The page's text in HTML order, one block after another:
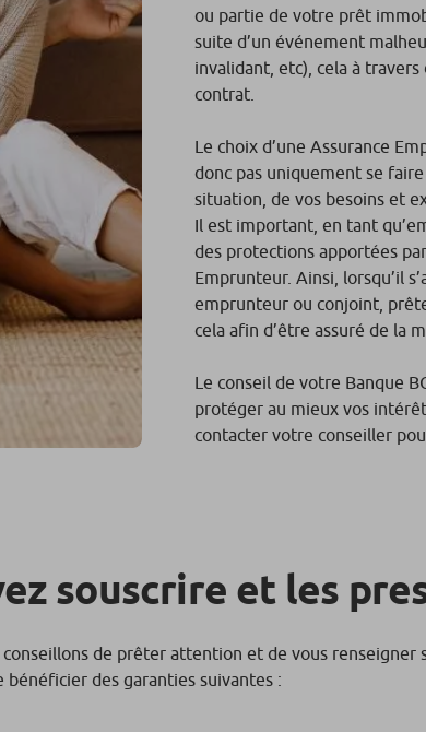
ou partie de votre prêt
suite d’un événement
invalidant, etc), cela à
contrat.
Le choix d’une Assurance
donc pas uniquement se
situation, de vos besoins et
Il est important, en tant
des protections apportées
Emprunteur. Ainsi, lorsqu’il
emprunteur ou conjoint,
cela afin d’être assuré de la
Le conseil de votre Banque
protéger au mieux vos
contacter votre conseiller
souscrire et les
de prêter attention et de vous renseigner
des garanties suivantes :